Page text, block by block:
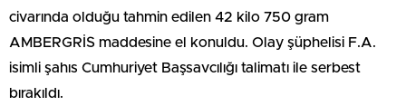
civarında olduğu tahmin edilen 42 kilo 750 gram
AMBERGRİS maddesine el konuldu. Olay şüphelisi F.A.
isimli şahıs Cumhuriyet Başsavcılığı talimatı ile serbest
bırakıldı.